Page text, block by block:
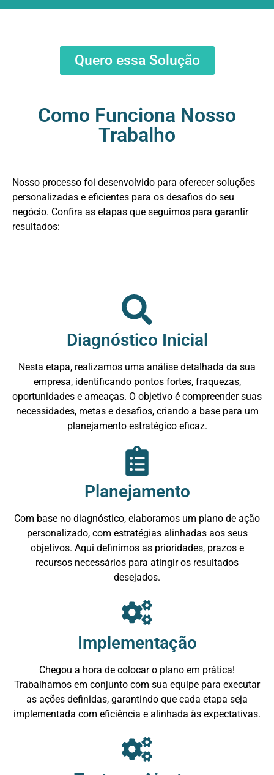
Quero essa Solução
Como Funciona Nosso
Trabalho
Nosso processo foi desenvolvido para oferecer soluções
personalizadas e eficientes para os desafios do seu
negócio. Confira as etapas que seguimos para garantir
resultados:
Diagnóstico Inicial
Nesta etapa, realizamos uma análise detalhada da sua
empresa, identificando pontos fortes, fraquezas,
oportunidades e ameaças. O objetivo é compreender suas
necessidades, metas e desafios, criando a base para um
planejamento estratégico eficaz.
Planejamento
Com base no diagnóstico, elaboramos um plano de ação
personalizado, com estratégias alinhadas aos seus
objetivos. Aqui definimos as prioridades, prazos e
recursos necessários para atingir os resultados
desejados.
Implementação
Chegou a hora de colocar o plano em prática!
Trabalhamos em conjunto com sua equipe para executar
as ações definidas, garantindo que cada etapa seja
implementada com eficiência e alinhada às expectativas.